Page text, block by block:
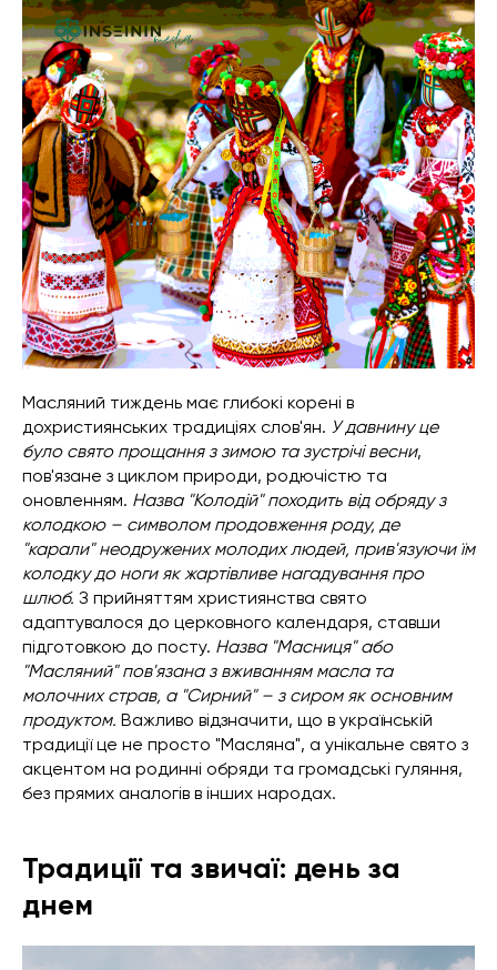
Масляний тиждень має глибокі корені в
дохристиянських традиціях слов'ян. У давнину це
було свято прощання з зимою та зустрічі весни,
пов'язане з циклом природи, родючістю та
оновленням. Назва "Колодій" походить від обряду з
колодкою – символом продовження роду, де
"карали" неодружених молодих людей, прив'язуючи їм
колодку до ноги як жартівливе нагадування про
шлюб. З прийняттям християнства свято
адаптувалося до церковного календаря, ставши
підготовкою до посту. Назва "Масниця" або
"Масляний" пов'язана з вживанням масла та
молочних страв, а "Сирний" – з сиром як основним
продуктом. Важливо відзначити, що в українській
традиції це не просто "Масляна", а унікальне свято з
акцентом на родинні обряди та громадські гуляння,
без прямих аналогів в інших народах.
Традиції та звичаї: день за
днем